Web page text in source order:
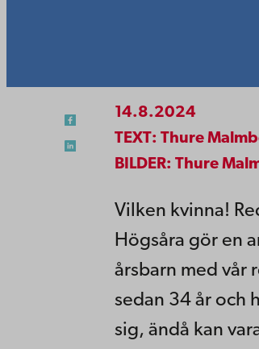
14.8.2024
TEXT: Thure
BILDER: Thure
Vilken kvinna!
Högsåra gör en
årsbarn med vår
sedan 34 år och
sig, ändå kan